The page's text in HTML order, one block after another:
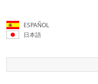
ESPAÑOL
日本語